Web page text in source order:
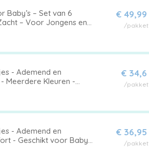
Baby’s – Set van 6
– Voor Jongens en
€ 49,99
/pakket
- Ademend en
Meerdere Kleuren -
€ 34,6
/pakket
- Ademend en
- Geschikt voor Baby's
€ 36,95
/pakket